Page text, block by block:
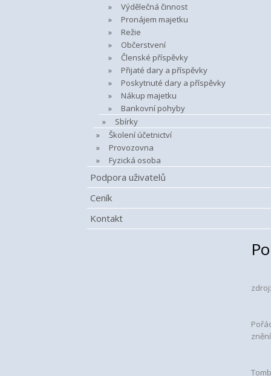
Výdělečná činnost
Pronájem majetku
Režie
Občerstvení
Členské příspěvky
Přijaté dary a příspěvky
Poskytnuté dary a příspěvky
Nákup majetku
Bankovní pohyby
Sbírky
Školení účetnictví
Provozovna
Fyzická osoba
Podpora uživatelů
Ceník
Kontakt